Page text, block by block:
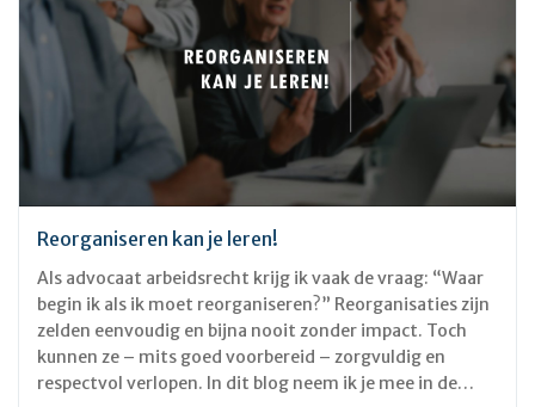
Reorganiseren kan je leren!
Als advocaat arbeidsrecht krijg ik vaak de vraag: “Waar
begin ik als ik moet reorganiseren?” Reorganisaties zijn
zelden eenvoudig en bijna nooit zonder impact. Toch
kunnen ze – mits goed voorbereid – zorgvuldig en
respectvol verlopen. In dit blog neem ik je mee in de